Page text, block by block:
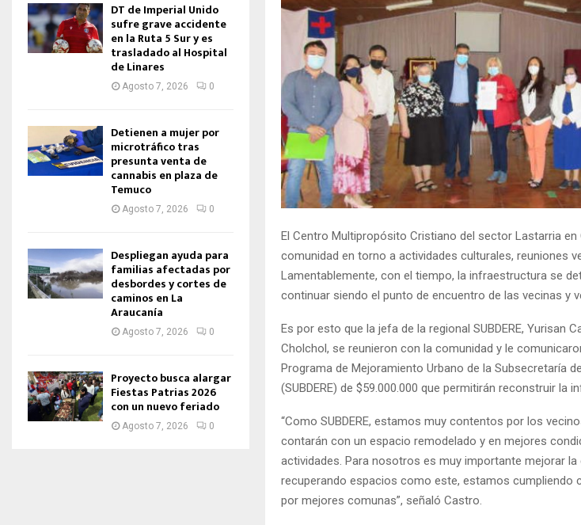
El Centro Multipropósito Cristiano del sector Lastarria
comunidad en torno a actividades culturales, reuniones
Lamentablemente, con el tiempo, la infraestructura se
continuar siendo el punto de encuentro de las vecinas y
Es por esto que la jefa de la regional SUBDERE, Yurisan
Cholchol, se reunieron con la comunidad y le
Programa de Mejoramiento Urbano de la Subsecretaría
(SUBDERE) de $59.000.000 que permitirán reconstruir la
“Como SUBDERE, estamos muy contentos por los
contarán con un espacio remodelado y en mejores
actividades. Para nosotros es muy importante mejorar la
recuperando espacios como este, estamos cumpliendo
por mejores comunas”, señaló Castro.
DT de Imperial Unido
sufre grave accidente
en la Ruta 5 Sur y es
trasladado al Hospital
de Linares
Agosto 7, 2026 0
Detienen a mujer por
microtráfico tras
presunta venta de
cannabis en plaza de
Temuco
Agosto 7, 2026 0
Despliegan ayuda para
familias afectadas por
desbordes y cortes de
caminos en La
Araucanía
Agosto 7, 2026 0
Proyecto busca alargar
Fiestas Patrias 2026
con un nuevo feriado
Agosto 7, 2026 0